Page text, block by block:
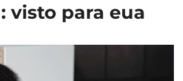
visto para eua